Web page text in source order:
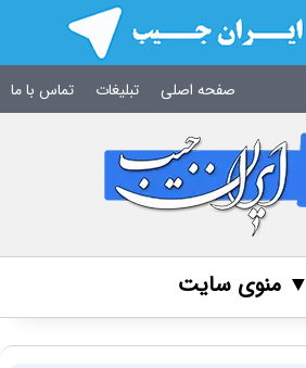
صفحه اصلی تبلیغات تماس با ما
▼ منوی سایت